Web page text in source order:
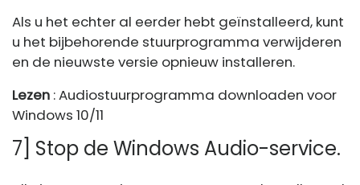
Als u het echter al eerder hebt geïnstalleerd, kunt
u het bijbehorende stuurprogramma verwijderen
en de nieuwste versie opnieuw installeren.
Lezen : Audiostuurprogramma downloaden voor
Windows 10/11
7] Stop de Windows Audio-service.